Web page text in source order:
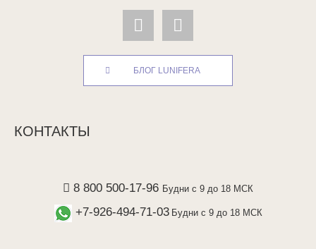
БЛОГ LUNIFERA
КОНТАКТЫ
8 800 500-17-96 Будни с 9 до 18 МСК
+7-926-494-71-03 Будни с 9 до 18 МСК